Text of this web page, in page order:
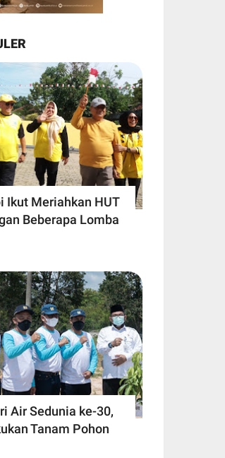
Ikut Meriahkan HUT
Beberapa Lomba
Air Sedunia ke-30,
Tanam Pohon